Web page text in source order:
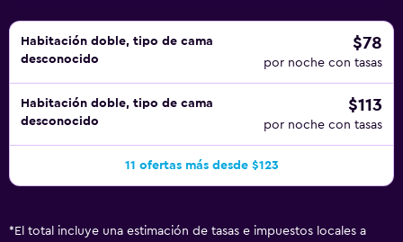
Habitación doble, tipo de cama
desconocido
$78
por noche con tasas
Habitación doble, tipo de cama
desconocido
$113
por noche con tasas
11 ofertas más desde $123
* El total incluye una estimación de tasas e impuestos locales a